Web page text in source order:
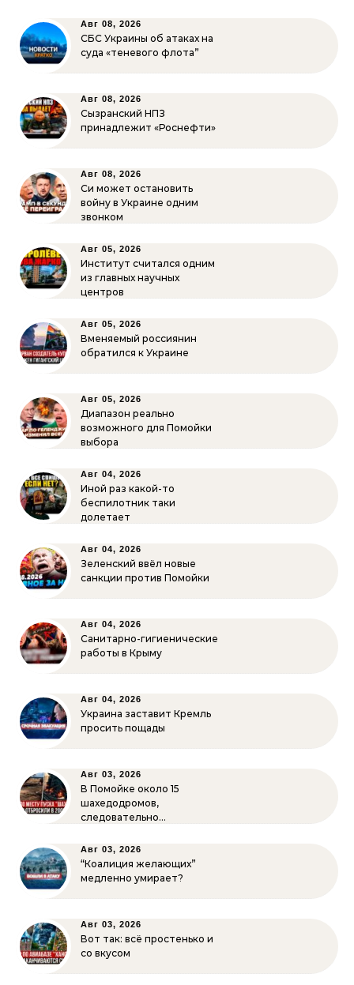
Авг 08, 2026
СБС Украины об атаках на
суда «теневого флота”
Авг 08, 2026
Сызранский НПЗ
принадлежит «Роснефти»
Авг 08, 2026
Си может остановить
войну в Украине одним
звонком
Авг 05, 2026
Институт считался одним
из главных научных
центров
Авг 05, 2026
Вменяемый россиянин
обратился к Украине
Авг 05, 2026
Диапазон реально
возможного для Помойки
выбора
Авг 04, 2026
Иной раз какой-то
беспилотник таки
долетает
Авг 04, 2026
Зеленский ввёл новые
санкции против Помойки
Авг 04, 2026
Санитарно-гигиенические
работы в Крыму
Авг 04, 2026
Украина заставит Кремль
просить пощады
Авг 03, 2026
В Помойке около 15
шахедодромов,
следовательно…
Авг 03, 2026
“Коалиция желающих”
медленно умирает?
Авг 03, 2026
Вот так: всё простенько и
со вкусом